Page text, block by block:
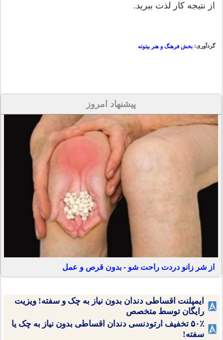
از نتیجه کار لذت ببرید.
گردآوری: بخش فرهنگ و هنر بیتوته
پیشنهاد امروز
از شر زانو دردت راحت شو - بدون قرص و عمل
ایمپلنت اقساطی دندان بدون نیاز به چک و سفته! ویزیت
رایگان توسط متخصص
۵۰٪ تخفیف ارتودنسی دندان اقساطی بدون نیاز به چک یا
سفته!